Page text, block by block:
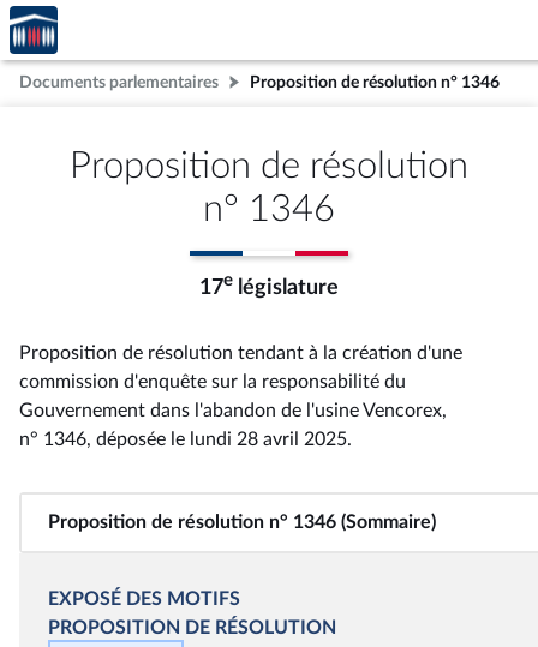
Aller au contenu
Aller en bas de la page
Accèder
à la
page
d'accueil
Documents parlementaires Proposition de résolution n° 1346
Proposition de résolution
n° 1346
17e législature
Proposition de résolution tendant à la création d'une
commission d'enquête sur la responsabilité du
Gouvernement dans l'abandon de l'usine Vencorex,
n° 1346, déposée le lundi 28 avril 2025.
Proposition de résolution n° 1346 (Sommaire)
EXPOSÉ DES MOTIFS
PROPOSITION DE RÉSOLUTION